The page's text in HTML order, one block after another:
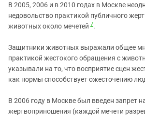
В 2005, 2006 и в 2010 годах в Москве
недовольство практикой публичного
животных около мечетей 7.
Защитники животных выражали общее
практикой жестокого обращения с
указывали на то, что восприятие сцен
как нормы способствует ожесточению
В 2006 году в Москве был введен запрет
жертвоприношения (каждой мечети